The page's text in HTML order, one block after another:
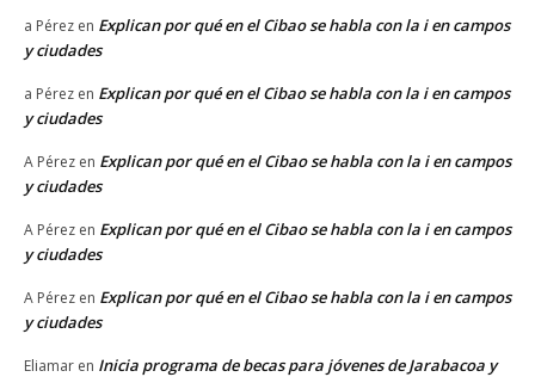
a Pérez en Explican por qué en el Cibao se habla con la i en campos
y ciudades
a Pérez en Explican por qué en el Cibao se habla con la i en campos
y ciudades
A Pérez en Explican por qué en el Cibao se habla con la i en campos
y ciudades
A Pérez en Explican por qué en el Cibao se habla con la i en campos
y ciudades
A Pérez en Explican por qué en el Cibao se habla con la i en campos
y ciudades
Eliamar en Inicia programa de becas para jóvenes de Jarabacoa y